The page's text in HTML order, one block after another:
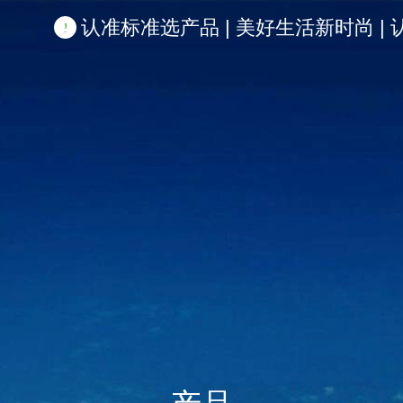
认准标准选产品 | 美好生活新时尚 |